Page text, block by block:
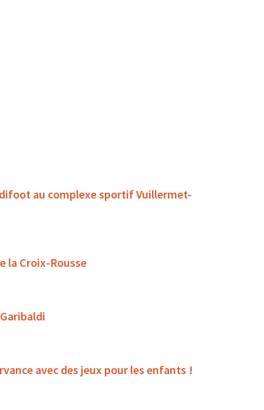
au complexe sportif Vuillermet-
la Croix-Rousse
avec des jeux pour les enfants !